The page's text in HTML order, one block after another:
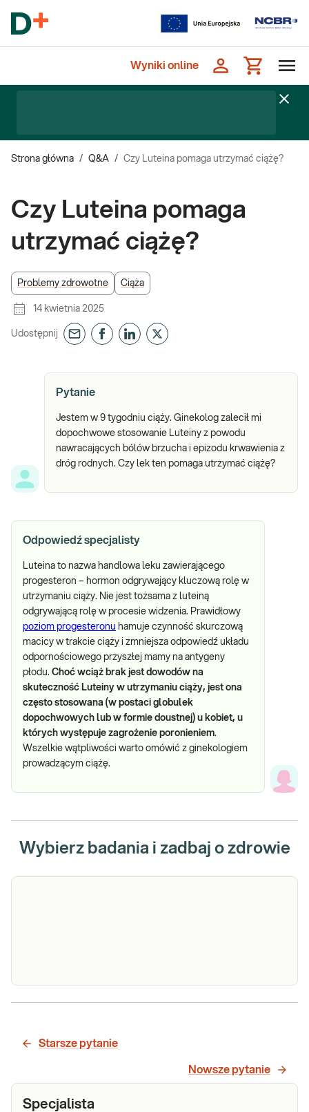
Wyniki online
Strona główna / Q&A / Czy Luteina pomaga utrzymać ciążę?
Czy Luteina pomaga
utrzymać ciążę?
Problemy zdrowotne Ciąża
14 kwietnia 2025
Udostępnij
Pytanie
Jestem w 9 tygodniu ciąży. Ginekolog zalecił mi
dopochwowe stosowanie Luteiny z powodu
nawracających bólów brzucha i epizodu krwawienia z
dróg rodnych. Czy lek ten pomaga utrzymać ciążę?
Odpowiedź specjalisty
Luteina to nazwa handlowa leku zawierającego
progesteron – hormon odgrywający kluczową rolę w
utrzymaniu ciąży. Nie jest tożsama z luteiną
odgrywającą rolę w procesie widzenia. Prawidłowy
poziom progesteronu hamuje czynność skurczową
macicy w trakcie ciąży i zmniejsza odpowiedź układu
odpornościowego przyszłej mamy na antygeny
płodu. Choć wciąż brak jest dowodów na
skuteczność Luteiny w utrzymaniu ciąży, jest ona
często stosowana (w postaci globulek
dopochwowych lub w formie doustnej) u kobiet, u
których występuje zagrożenie poronieniem.
Wszelkie wątpliwości warto omówić z ginekologiem
prowadzącym ciążę.
Wybierz badania i zadbaj o zdrowie
Progesteron
Diagnostyka i leczenie zaburzeń pracy
poronienia i przyczyn krwawienia u
Starsze pytanie
Nowsze pytanie
Specjalista